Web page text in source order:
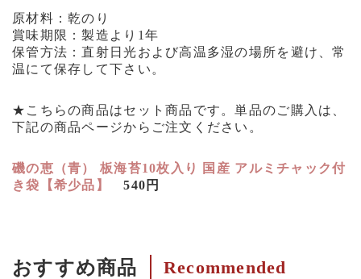
原材料：乾のり
賞味期限：製造より1年
保管方法：直射日光および高温多湿の場所を避け、常
温にて保存して下さい。
★こちらの商品はセット商品です。単品のご購入は、
下記の商品ページからご注文ください。
磯の恵（青） 板海苔10枚入り 国産 アルミチャック付
き袋【希少品】
540円
おすすめ商品 Recommended